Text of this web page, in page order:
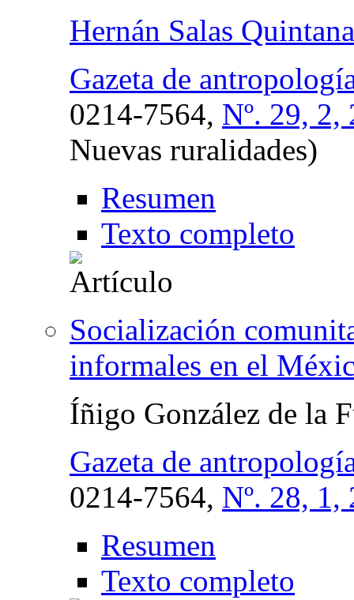
Hernán Salas
Gazeta de
0214-7564, Nº. 29, 2,
Nuevas ruralidades)
Resumen
Texto completo
Socialización
informales en el
Íñigo González de la
Gazeta de
0214-7564, Nº. 28, 1,
Resumen
Texto completo